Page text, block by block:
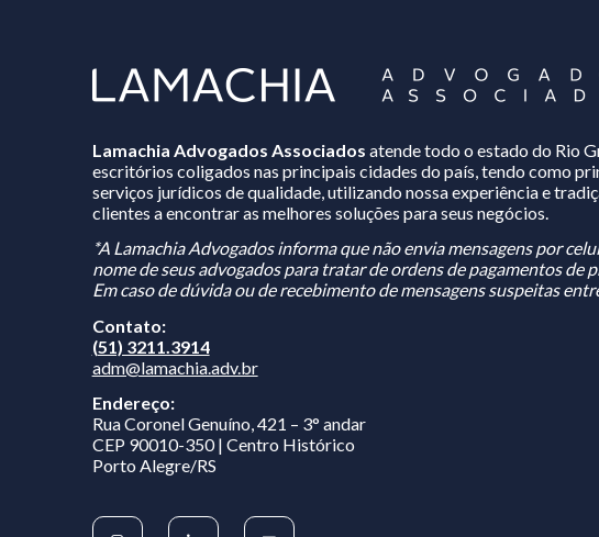
Lamachia Advogados Associadosatende todo o estado do Rio
escritórios coligados nas principais cidades do país, tendo como
serviços jurídicos de qualidade, utilizando nossa experiência e
clientes a encontrar as melhores soluções para seus negócios.
*A Lamachia Advogados informa que não envia mensagens por
nome de seus advogados para tratar de ordens de pagamentos de
Em caso de dúvida ou de recebimento de mensagens suspeitas
Contato:
(51) 3211.3914
adm@lamachia.adv.br
Endereço:
Rua Coronel Genuíno, 421 – 3° andar
Porto Alegre/RS